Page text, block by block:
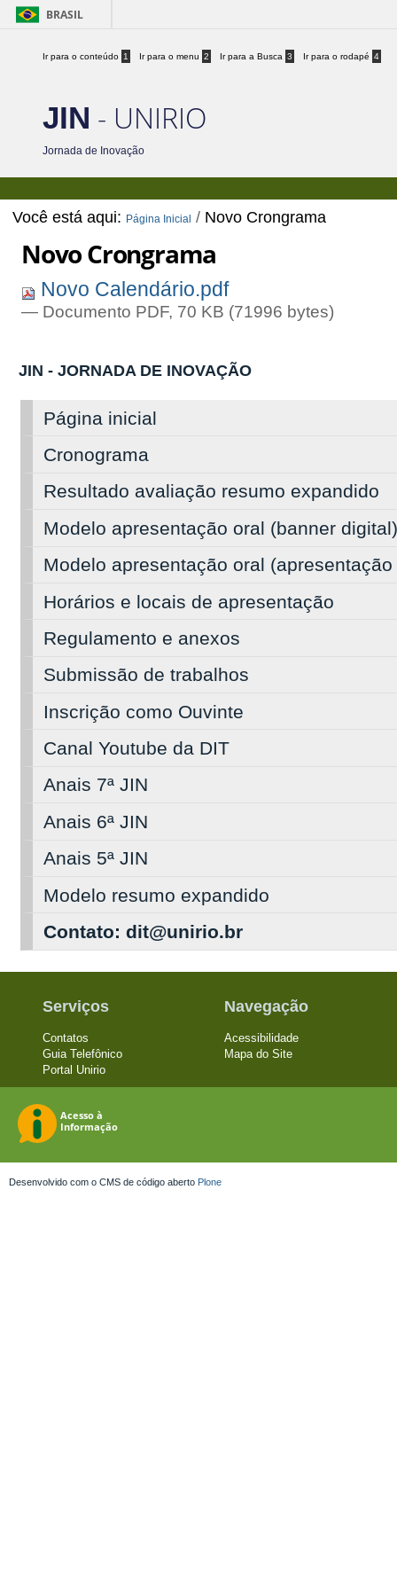
BRASIL
Ir para o conteúdo 1 Ir para o menu 2 Ir para a Busca 3 Ir para o rodapé 4
JIN - UNIRIO
Jornada de Inovação
Você está aqui: Página Inicial / Novo Crongrama
Novo Crongrama
Novo Calendário.pdf
— Documento PDF, 70 KB (71996 bytes)
JIN - JORNADA DE INOVAÇÃO
Página inicial
Cronograma
Resultado avaliação resumo expandido
Modelo apresentação oral (banner digital)
Modelo apresentação oral (apresentação
Horários e locais de apresentação
Regulamento e anexos
Submissão de trabalhos
Inscrição como Ouvinte
Canal Youtube da DIT
Anais 7ª JIN
Anais 6ª JIN
Anais 5ª JIN
Modelo resumo expandido
Contato: dit@unirio.br
Serviços
Contatos
Guia Telefônico
Portal Unirio
Navegação
Acessibilidade
Mapa do Site
Desenvolvido com o CMS de código aberto Plone